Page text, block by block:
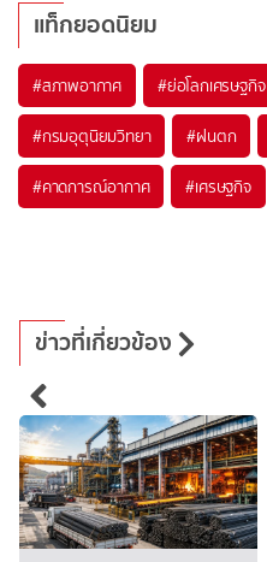
แท็กยอดนิยม
#สภาพอากาศ #ย่อโลกเศรษฐกิจ
#กรมอุตุนิยมวิทยา #ฝนตก
#คาดการณ์อากาศ #เศรษฐกิจ
ข่าวที่เกี่ยวข้อง